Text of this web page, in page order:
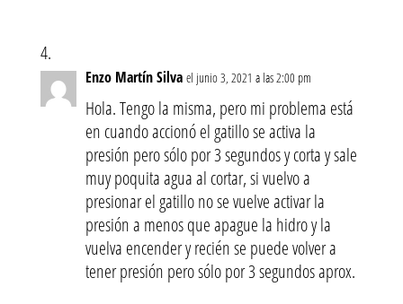
Enzo Martín Silva el junio 3, 2021 a las 2:00 pm
Hola. Tengo la misma, pero mi problema está
en cuando accionó el gatillo se activa la
presión pero sólo por 3 segundos y corta y sale
muy poquita agua al cortar, si vuelvo a
presionar el gatillo no se vuelve activar la
presión a menos que apague la hidro y la
vuelva encender y recién se puede volver a
tener presión pero sólo por 3 segundos aprox.